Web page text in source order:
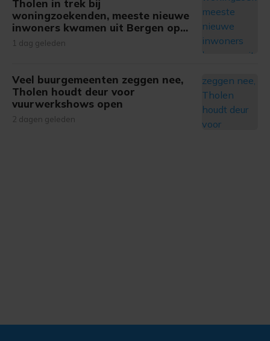
gemaakte keuze altijd wijzigen of intrekken.
Tholen in trek bij
woningzoekenden, meeste nieuwe
inwoners kwamen uit Bergen op
Zoom
1 dag geleden
Veel buurgemeenten zeggen nee,
Tholen houdt deur voor
vuurwerkshows open
2 dagen geleden